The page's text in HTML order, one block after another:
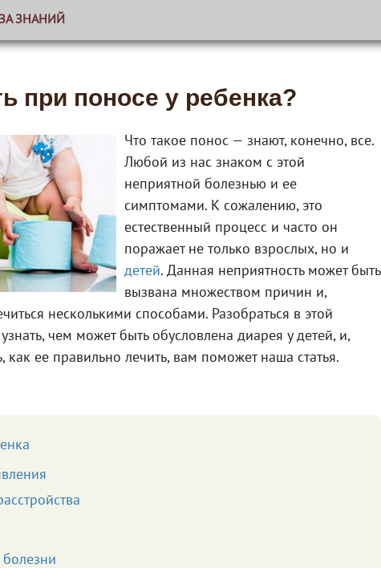
ЗНАНИЙ
при поносе у ребенка?
Что такое понос — знают, конечно, все.
Любой из нас знаком с этой
неприятной болезнью и ее
симптомами. К сожалению, это
естественный процесс и часто он
поражает не только взрослых, но и
детей. Данная неприятность может быть
вызвана множеством причин и,
несколькими способами. Разобраться в этой
чем может быть обусловлена диарея у детей, и,
как ее правильно лечить, вам поможет наша статья.
болезни